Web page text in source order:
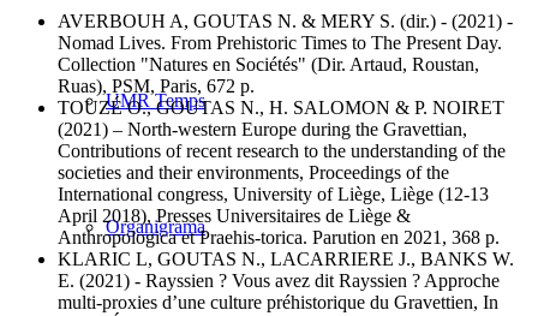
UMR Temps
Organigrama
AVERBOUH A, GOUTAS N. & MERY S. (dir.) - (2021) -
Nomad Lives. From Prehistoric Times to The Present Day.
Collection "Natures en Sociétés" (Dir. Artaud, Roustan,
Ruas), PSM, Paris, 672 p.
TOUZÉ O., GOUTAS N., H. SALOMON & P. NOIRET
(2021) – North-western Europe during the Gravettian,
Contributions of recent research to the understanding of the
societies and their environments, Proceedings of the
International congress, University of Liège, Liège (12-13
April 2018), Presses Universitaires de Liège &
Anthropologica et Praehis-torica. Parution en 2021, 368 p.
KLARIC L, GOUTAS N., LACARRIERE J., BANKS W.
E. (2021) - Rayssien ? Vous avez dit Rayssien ? Approche
multi-proxies d’une culture préhistorique du Gravettien, In